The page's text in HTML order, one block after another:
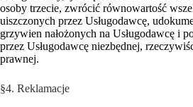
osoby trzecie, zwrócić równowartość
uiszczonych przez Usługodawcę,
grzywien nałożonych na Usługodawcę i
przez Usługodawcę niezbędnej,
prawnej.
§4. Reklamacje